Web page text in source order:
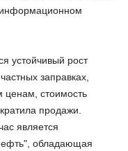
информационном
устойчивый рост
заправках,
ценам, стоимость
продажи.
является
обладающая